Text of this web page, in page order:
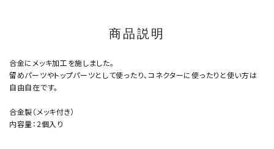
商品説明
合金にメッキ加工を施しました。
留めパーツやトップパーツとして使ったり、コネクターに使ったりと使い方は
自由自在です。
合金製（メッキ付き）
内容量：2個入り